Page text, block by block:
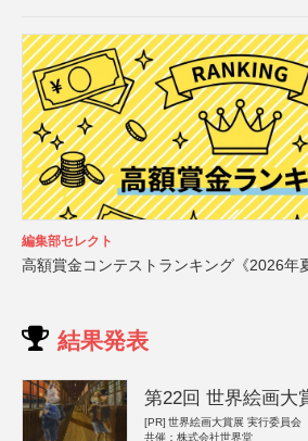
編集部セレクト
高額賞金コンテストランキング《2026年
結果発表
第22回 世界絵画大
[PR] 世界絵画大賞展 実行委員会
共催：株式会社世界堂